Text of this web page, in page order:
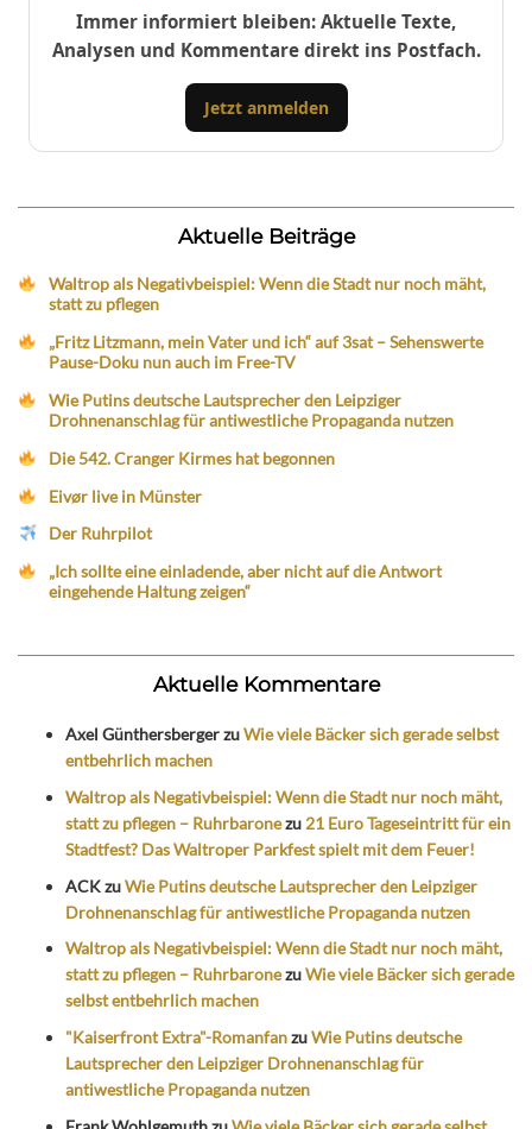
Immer informiert bleiben: Aktuelle Texte,
Analysen und Kommentare direkt ins Postfach.
Jetzt anmelden
Aktuelle Beiträge
Waltrop als Negativbeispiel: Wenn die Stadt nur noch mäht,
statt zu pflegen
„Fritz Litzmann, mein Vater und ich“ auf 3sat – Sehenswerte
Pause-Doku nun auch im Free-TV
Wie Putins deutsche Lautsprecher den Leipziger
Drohnenanschlag für antiwestliche Propaganda nutzen
Die 542. Cranger Kirmes hat begonnen
Eivør live in Münster
Der Ruhrpilot
„Ich sollte eine einladende, aber nicht auf die Antwort
eingehende Haltung zeigen“
Aktuelle Kommentare
Axel GünthersbergerzuWie viele Bäcker sich gerade selbst
entbehrlich machen
Waltrop als Negativbeispiel: Wenn die Stadt nur noch mäht,
statt zu pflegen – Ruhrbaronezu 21 Euro Tageseintritt für ein
Stadtfest? Das Waltroper Parkfest spielt mit dem Feuer!
ACKzuWie Putins deutsche Lautsprecher den Leipziger
Drohnenanschlag für antiwestliche Propaganda nutzen
Waltrop als Negativbeispiel: Wenn die Stadt nur noch mäht,
statt zu pflegen – RuhrbaronezuWie viele Bäcker sich gerade
selbst entbehrlich machen
"Kaiserfront Extra"-RomanfanzuWie Putins deutsche
Lautsprecher den Leipziger Drohnenanschlag für
antiwestliche Propaganda nutzen